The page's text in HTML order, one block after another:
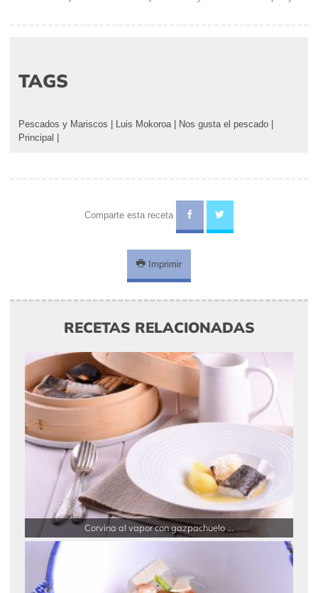
TAGS
Pescados y Mariscos Luis Mokoroa| Nos gusta el pescado
Principal
Comparte esta receta
Imprimir
RECETAS RELACIONADAS
Corvina al vapor con gazpachuelo ...